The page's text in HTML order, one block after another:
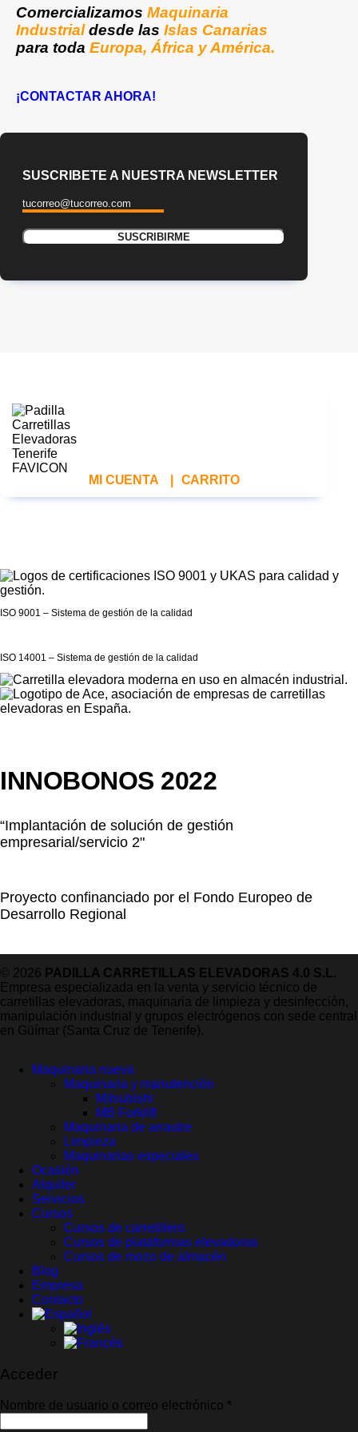
Comercializamos Maquinaria
Industrialdesde las Islas Canarias
para toda Europa, África y América.
¡CONTACTAR AHORA!
SUSCRIBETE A NUESTRA NEWSLETTER
MI CUENTA CARRITO
ISO 9001 – Sistema de gestión de la calidad
ISO 14001 – Sistema de gestión de la calidad
INNOBONOS 2022
“Implantación de solución de gestión
empresarial/servicio 2"
Proyecto confinanciado por el Fondo Europeo de
Desarrollo Regional
© 2026 PADILLA CARRETILLAS ELEVADORAS 4.0 S.L.
Empresa especializada en la venta y servicio técnico de
carretillas elevadoras, maquinaria de limpieza y desinfección,
manipulación industrial y grupos electrógenos con sede central
en Güímar (Santa Cruz de Tenerife).
Maquinaria nueva
Maquinaria y manutención
Mitsubishi
MB Forklift
Maquinaria de arrastre
Limpieza
Maquinarias especiales
Ocasión
Alquiler
Servicios
Cursos
Cursos de carretillero
Cursos de plataformas elevadoras
Cursos de mozo de almacén
Blog
Empresa
Contacto
Acceder
Nombre de usuario o correo electrónico *